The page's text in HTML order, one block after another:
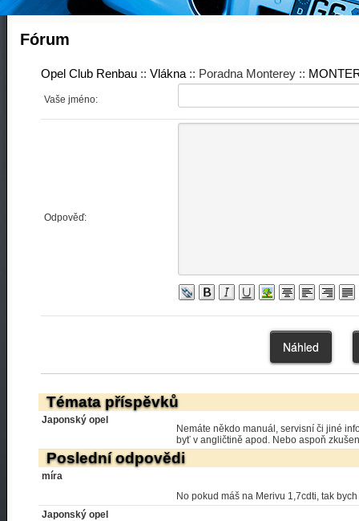
Fórum
Opel Club Renbau :: Vlákna :: Poradna Monterey ::
Vaše jméno:
Odpověď:
Témata příspěvků
Japonský opel
Nemáte někdo manuál, servisní či jiné
byť v angličtině apod. Nebo aspoň
Poslední odpovědi
míra
No pokud máš na Merivu 1,7cdti, tak
Japonský opel